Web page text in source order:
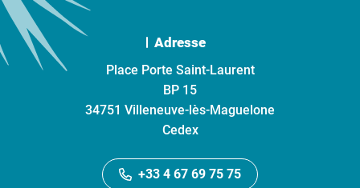
Adresse
Place Porte Saint-Laurent
BP 15
34751 Villeneuve-lès-Maguelone
Cedex
+33 4 67 69 75 75